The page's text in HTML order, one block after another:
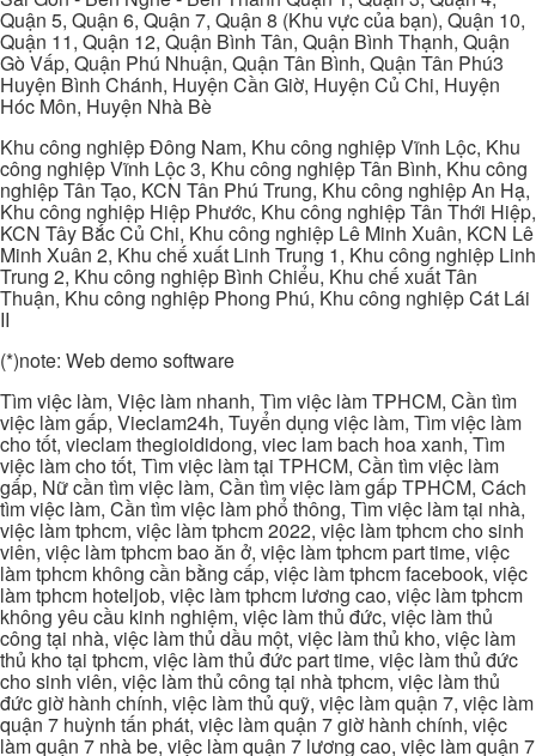
Quận 5, Quận 6, Quận 7, Quận 8 (Khu vực của bạn), Quận 10,
Quận 11, Quận 12, Quận Bình Tân, Quận Bình Thạnh, Quận
Gò Vấp, Quận Phú Nhuận, Quận Tân Bình, Quận Tân Phú3
Huyện Bình Chánh, Huyện Cần Giờ, Huyện Củ Chi, Huyện
Hóc Môn, Huyện Nhà Bè
Khu công nghiệp Đông Nam, Khu công nghiệp Vĩnh Lộc, Khu
công nghiệp Vĩnh Lộc 3, Khu công nghiệp Tân Bình, Khu công
nghiệp Tân Tạo, KCN Tân Phú Trung, Khu công nghiệp An Hạ,
Khu công nghiệp Hiệp Phước, Khu công nghiệp Tân Thới Hiệp,
KCN Tây Bắc Củ Chi, Khu công nghiệp Lê Minh Xuân, KCN Lê
Minh Xuân 2, Khu chế xuất Linh Trung 1, Khu công nghiệp Linh
Trung 2, Khu công nghiệp Bình Chiểu, Khu chế xuất Tân
Thuận, Khu công nghiệp Phong Phú, Khu công nghiệp Cát Lái
II
(*)note: Web demo software
Tìm việc làm, Việc làm nhanh, Tìm việc làm TPHCM, Cần tìm
việc làm gấp, Vieclam24h, Tuyển dụng việc làm, Tìm việc làm
cho tốt, vieclam thegioididong, viec lam bach hoa xanh, Tìm
việc làm cho tốt, Tìm việc làm tại TPHCM, Cần tìm việc làm
gấp, Nữ cần tìm việc làm, Cần tìm việc làm gấp TPHCM, Cách
tìm việc làm, Cần tìm việc làm phổ thông, Tìm việc làm tại nhà,
việc làm tphcm, việc làm tphcm 2022, việc làm tphcm cho sinh
viên, việc làm tphcm bao ăn ở, việc làm tphcm part time, việc
làm tphcm không cần bằng cấp, việc làm tphcm facebook, việc
làm tphcm hoteljob, việc làm tphcm lương cao, việc làm tphcm
không yêu cầu kinh nghiệm, việc làm thủ đức, việc làm thủ
công tại nhà, việc làm thủ dầu một, việc làm thủ kho, việc làm
thủ kho tại tphcm, việc làm thủ đức part time, việc làm thủ đức
cho sinh viên, việc làm thủ công tại nhà tphcm, việc làm thủ
đức giờ hành chính, việc làm thủ quỹ, việc làm quận 7, việc làm
quận 7 huỳnh tấn phát, việc làm quận 7 giờ hành chính, việc
làm quận 7 nhà be, việc làm quận 7 lương cao, việc làm quận 7